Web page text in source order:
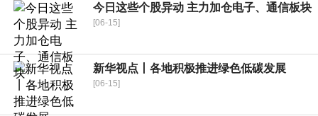
今日这些个股异动 主力加仓电子、通信板块
[06-15]
新华视点丨各地积极推进绿色低碳发展
[06-15]